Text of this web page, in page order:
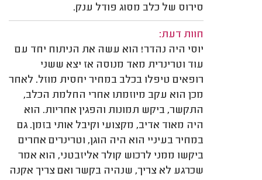
סירוס של כלב מסוג פודל ענק.
חוות דעת:
יוסי היה נהדר! הוא עשה את הניתוח יחד עם
עוד וטרינרית מאד מנוסה אז יצא ששני
רופאים טיפלו בכלב במחיר יחסית מוזל. לאחר
מכן הוא עקב מיוזמתו אחרי החלמת הכלב,
התקשר, ביקש תמונות והפגין אחריות. הוא
היה מאוד אדיב, מקצועי וקיבל אותי בזמן. גם
במחיר בעיניי הוא היה הוגן, וטרינרים אחרים
ביקשו ממני לרכוש קולר אליזבטני, הוא אמר
שכרגע לא צריך, שנהיה בקשר ואם צריך אקנה